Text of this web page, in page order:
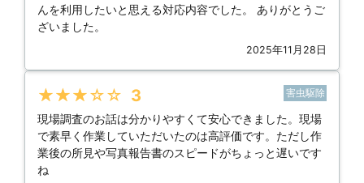
んを利用したいと思える対応内容でした。 ありがとうご
ざいました。
2025年11月28日
★★★★★ 3 害虫駆除
現場調査のお話は分かりやすくて安心できました。現場
で素早く作業していただいたのは高評価です。ただし作
業後の所見や写真報告書のスピードがちょっと遅いです
ね